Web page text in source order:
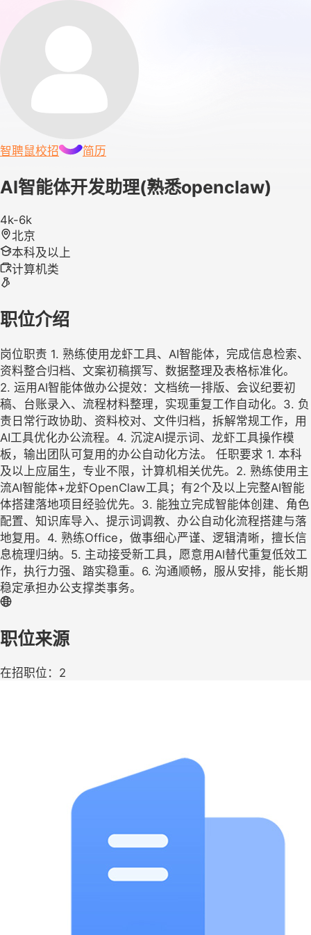
智聘鼠校招 简历
AI智能体开发助理(熟悉openclaw)
4k-6k
北京
本科及以上
计算机类
职位介绍
岗位职责 1. 熟练使用龙虾工具、AI智能体，完成信息检索、
资料整合归档、文案初稿撰写、数据整理及表格标准化。 ​
2. 运用AI智能体做办公提效：文档统一排版、会议纪要初
稿、台账录入、流程材料整理，实现重复工作自动化。 ​ 3. 负
责日常行政协助、资料校对、文件归档，拆解常规工作，用
AI工具优化办公流程。 ​ 4. 沉淀AI提示词、龙虾工具操作模
板，输出团队可复用的办公自动化方法。 任职要求 1. 本科
及以上应届生，专业不限，计算机相关优先。 ​ 2. 熟练使用主
流AI智能体+龙虾OpenClaw工具；有2个及以上完整AI智能
体搭建落地项目经验优先。 ​ 3. 能独立完成智能体创建、角色
配置、知识库导入、提示词调教、办公自动化流程搭建与落
地复用。 ​ 4. 熟练Office，做事细心严谨、逻辑清晰，擅长信
息梳理归纳。 ​ 5. 主动接受新工具，愿意用AI替代重复低效工
作，执行力强、踏实稳重。 ​ 6. 沟通顺畅，服从安排，能长期
稳定承担办公支撑类事务。
职位来源
在招职位：2